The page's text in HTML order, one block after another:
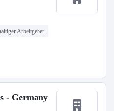
Arbeitgeber
- Germany